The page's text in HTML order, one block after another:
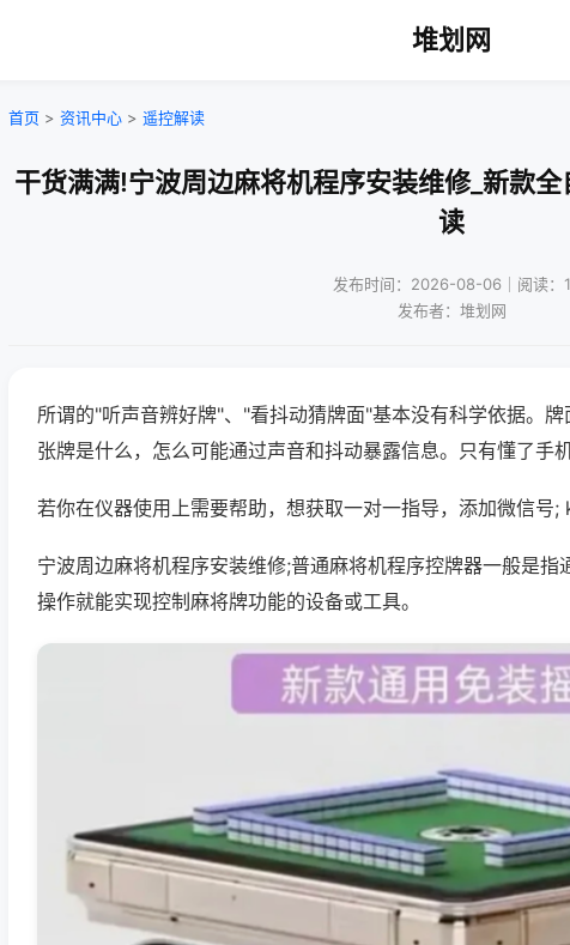
堆划网
首页 > 资讯中心 > 遥控解读
干货满满!宁波周边麻将机程序安装维修_新款
读
发布时间：2026-08-06｜阅读：1
发布者：堆划网
所谓的"听声音辨好牌"、"看抖动猜牌面"基本没有科学依据。
张牌是什么，怎么可能通过声音和抖动暴露信息。只有懂了手
若你在仪器使用上需要帮助，想获取一对一指导，添加微信号;
宁波周边麻将机程序安装维修;普通麻将机程序控牌器一般是
操作就能实现控制麻将牌功能的设备或工具。